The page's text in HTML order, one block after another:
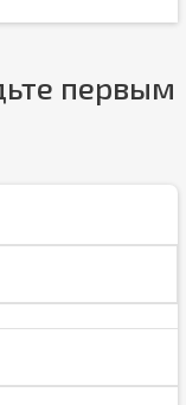
первым